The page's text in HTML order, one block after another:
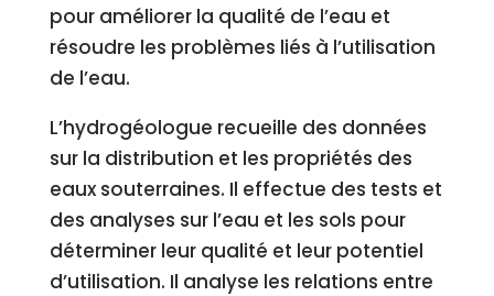
pour améliorer la qualité de l’eau et
résoudre les problèmes liés à l’utilisation
de l’eau.
L’hydrogéologue recueille des données
sur la distribution et les propriétés des
eaux souterraines. Il effectue des tests et
des analyses sur l’eau et les sols pour
déterminer leur qualité et leur potentiel
d’utilisation. Il analyse les relations entre